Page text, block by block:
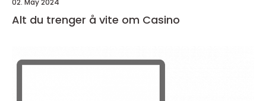
02. May 2024
Alt du trenger å vite om Casino